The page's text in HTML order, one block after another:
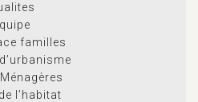
familles
l’habitat